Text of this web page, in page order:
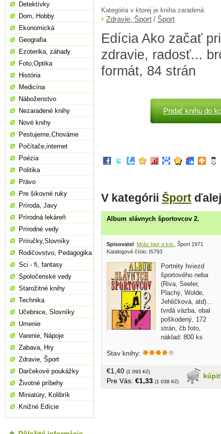
Kategória v ktorej je kniha zaradená:
Zdravie, Šport / Šport
Edícia Ako začať
zdravie, radosť...
formát, 84 strán
Pridať knihu do
V kategórii Šport
Album slávnych športovcov 2.
Spisovatel: Mráz Igor a kol.
, Šport 1971
Katalogové číslo: I5793
Portréty hviezd
športového neba
(Riva, Seeler,
Plachý, Wolde,
Jehličková, atd)...
tvrdá väzba, obal
poškodený, 172
strán, čb foto,
náklad: 800 ks
Stav knihy:
kúpiť
€1,40 (1 093 Kč)
Pre Vás: €1,33 (1 038 Kč)
Detektívky
Dom, Hobby
Ekonomická
Geografia
Ezoterika, záhady
Foto,Optika
História
Medicína
Náboženstvo
Nezaradené knihy
Nové knihy
Pestujeme,Chováme
Počítače,internet
Poézia
Politika
Právo
Pre šikovné ruky
Príroda, Javy
Prírodná lekáreň
Prírodné vedy
Príručky,Slovníky
Rodičovstvo, Pedagogika
Sci - fi, fantasy
Spoločenské vedy
Starožitné knihy
Technika
Učebnice, Slovníky
Umenie
Varenie, Nápoje
Zabava, Hry
Zdravie, Šport
Darčekové poukážky
Životné príbehy
Miniatúry, Kolibrík
Knižné Edície